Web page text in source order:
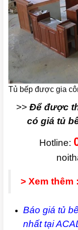
Tủ bếp được gia
>>Để được
có giá tủ
Hotline:
> Xem thêm :
Báo giá tủ
nhất tại